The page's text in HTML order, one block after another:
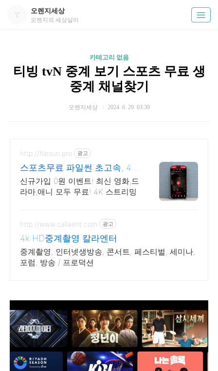
오렌지세상
오렌지의 세상살이
카테고리 없음
티빙 tvN 중계 보기 스포츠 무료 생
중계 채널찾기
오렌지세상 2024. 6. 29. 03:39
http://filesun.pro 광고
스포츠무료 파일썬 초고속, 4K
실시간 보기!
신규가입 0원 이벤트! 최신 영화,드
라마,애니 모두 무료! 4K 스트리밍
http://www.callaent.com 광고
4k HD중계촬영 칼라엔터
중계촬영, 인터넷생방송, 콘서트, 페스티벌, 세미나,
포럼, 방송 / 프로덕션